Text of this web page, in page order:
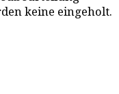
keine eingeholt.